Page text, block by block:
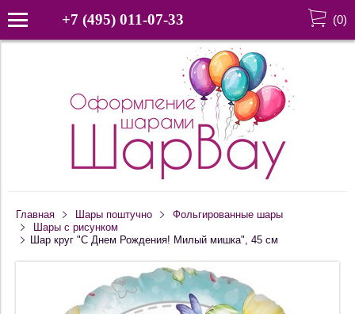
+7 (495) 011-07-33 (0)
Главная Шары поштучно
Фольгированные шары
Шары с рисунком
Шар круг "С Днем Рождения! Милый мишка", 45 см